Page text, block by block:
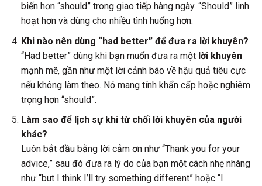
biến hơn “should” trong giao tiếp hàng ngày. “Should” linh
hoạt hơn và dùng cho nhiều tình huống hơn.
Khi nào nên dùng “had better” để đưa ra lời khuyên?
“Had better” dùng khi bạn muốn đưa ra một lời khuyên
mạnh mẽ, gần như một lời cảnh báo về hậu quả tiêu cực
nếu không làm theo. Nó mang tính khẩn cấp hoặc nghiêm
trọng hơn “should”.
Làm sao để lịch sự khi từ chối lời khuyên của người
khác?
Luôn bắt đầu bằng lời cảm ơn như “Thank you for your
advice,” sau đó đưa ra lý do của bạn một cách nhẹ nhàng
như “but I think I’ll try something different” hoặc “I